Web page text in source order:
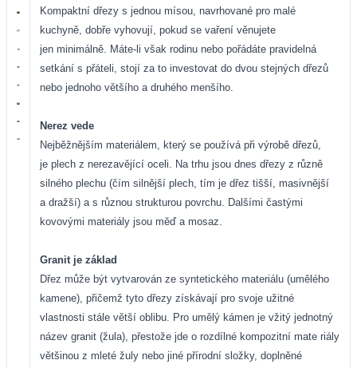
Kompaktní dřezy s jednou mísou, navrhované pro malé
kuchyně, dobře vyhovují, pokud se vaření věnujete
jen minimálně. Máte-li však rodinu nebo pořádáte pravidelná
setkání s přáteli, stojí za to investovat do dvou stejných dřezů
nebo jednoho většího a druhého menšího.
Nerez vede
Nejběžnějším materiálem, který se používá při výrobě dřezů,
je plech z nerezavějící oceli. Na trhu jsou dnes dřezy z různě
silného plechu (čím silnější plech, tím je dřez tišší, masivnější
a dražší) a s různou strukturou povrchu. Dalšími častými
kovovými materiály jsou měď a mosaz.
Granit je základ
Dřez může být vytvarován ze syntetického materiálu (umělého
kamene), přičemž tyto dřezy získávají pro svoje užitné
vlastnosti stále větší oblibu. Pro umělý kámen je vžitý jednotný
název granit (žula), přestože jde o rozdílné kompozitní mate riály
většinou z mleté žuly nebo jiné přírodní složky, doplněné